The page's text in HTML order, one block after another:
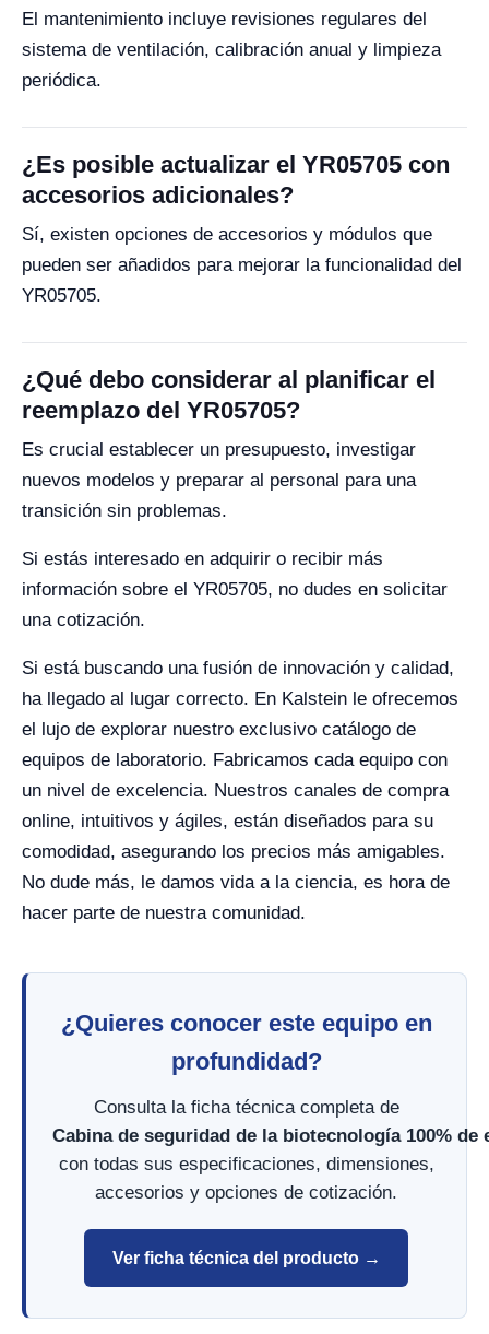
El mantenimiento incluye revisiones regulares del
sistema de ventilación, calibración anual y limpieza
periódica.
¿Es posible actualizar el YR05705 con
accesorios adicionales?
Sí, existen opciones de accesorios y módulos que
pueden ser añadidos para mejorar la funcionalidad del
YR05705.
¿Qué debo considerar al planificar el
reemplazo del YR05705?
Es crucial establecer un presupuesto, investigar
nuevos modelos y preparar al personal para una
transición sin problemas.
Si estás interesado en adquirir o recibir más
información sobre el YR05705, no dudes en solicitar
una cotización.
Si está buscando una fusión de innovación y calidad,
ha llegado al lugar correcto. En Kalstein le ofrecemos
el lujo de explorar nuestro exclusivo catálogo de
equipos de laboratorio. Fabricamos cada equipo con
un nivel de excelencia. Nuestros canales de compra
online, intuitivos y ágiles, están diseñados para su
comodidad, asegurando los precios más amigables.
No dude más, le damos vida a la ciencia, es hora de
hacer parte de nuestra comunidad.
¿Quieres conocer este equipo en
profundidad?
Consulta la ficha técnica completa de
Cabina de seguridad de la biotecnología 100% de
con todas sus especificaciones, dimensiones,
accesorios y opciones de cotización.
Ver ficha técnica del producto →